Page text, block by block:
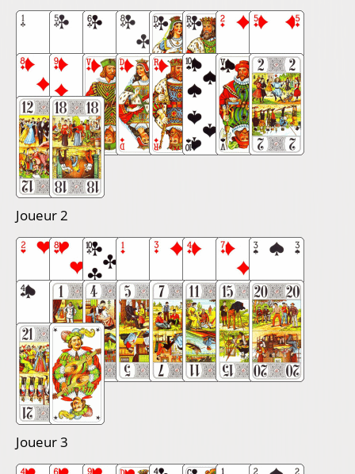
Joueur 2
Joueur 3